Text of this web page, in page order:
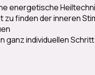
energetische
zu finden der inneren
ganz individuellen